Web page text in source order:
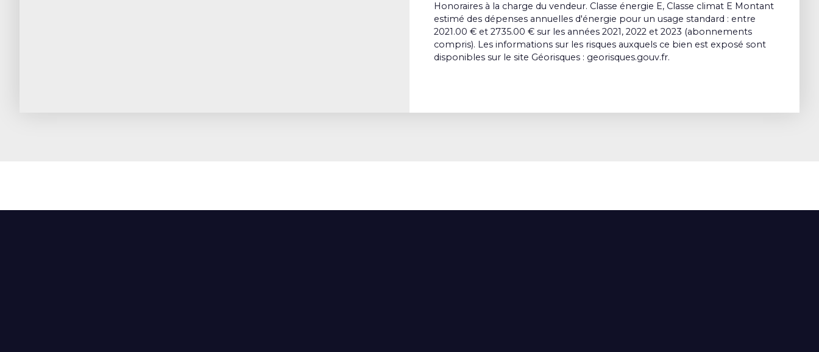
Honoraires à la charge du vendeur. Classe énergie E, Classe climat E Montant
estimé des dépenses annuelles d'énergie pour un usage standard : entre
2021.00 € et 2735.00 € sur les années 2021, 2022 et 2023 (abonnements
compris). Les informations sur les risques auxquels ce bien est exposé sont
disponibles sur le site Géorisques : georisques.gouv.fr.